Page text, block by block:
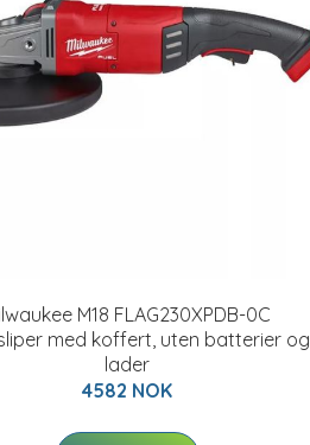
M18 FLAG230XPDB-0C
med koffert, uten batterier og
lader
4582 NOK